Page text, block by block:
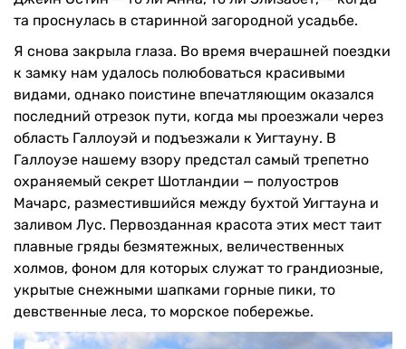
та проснулась в старинной загородной усадьбе.
Я снова закрыла глаза. Во время вчерашней поездки
к замку нам удалось полюбоваться красивыми
видами, однако поистине впечатляющим оказался
последний отрезок пути, когда мы проезжали через
область Галлоуэй и подъезжали к Уигтауну. В
Галлоуэе нашему взору предстал самый трепетно
охраняемый секрет Шотландии — полуостров
Мачарс, разместившийся между бухтой Уигтауна и
заливом Лус. Первозданная красота этих мест таит
плавные гряды безмятежных, величественных
холмов, фоном для которых служат то грандиозные,
укрытые снежными шапками горные пики, то
девственные леса, то морское побережье.